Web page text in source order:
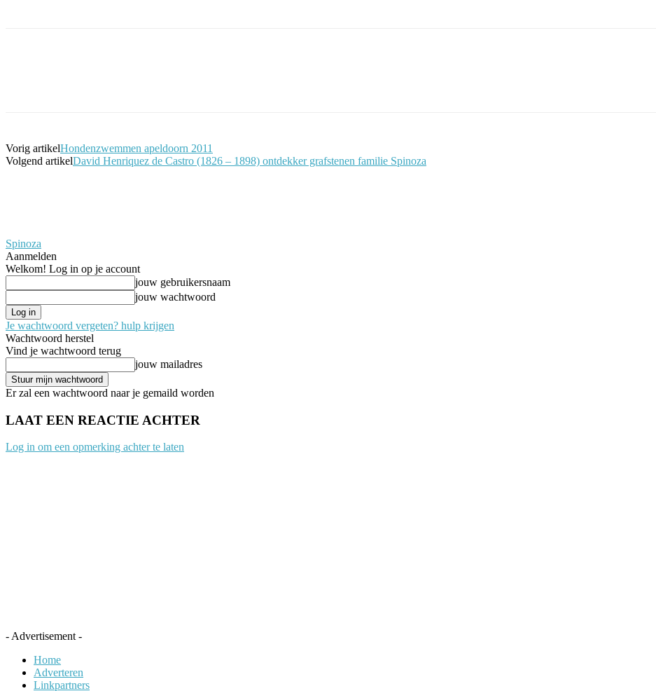
Vorig artikelHondenzwemmen apeldoorn 2011
Volgend artikelDavid Henriquez de Castro (1826 – 1898) ontdekker grafstenen familie Spinoza
Spinoza
Aanmelden
Welkom! Log in op je account
jouw gebruikersnaam
jouw wachtwoord
Je wachtwoord vergeten? hulp krijgen
Wachtwoord herstel
Vind je wachtwoord terug
jouw mailadres
Er zal een wachtwoord naar je gemaild worden
LAAT EEN REACTIE ACHTER
Log in om een opmerking achter te laten
- Advertisement -
Home
Adverteren
Linkpartners